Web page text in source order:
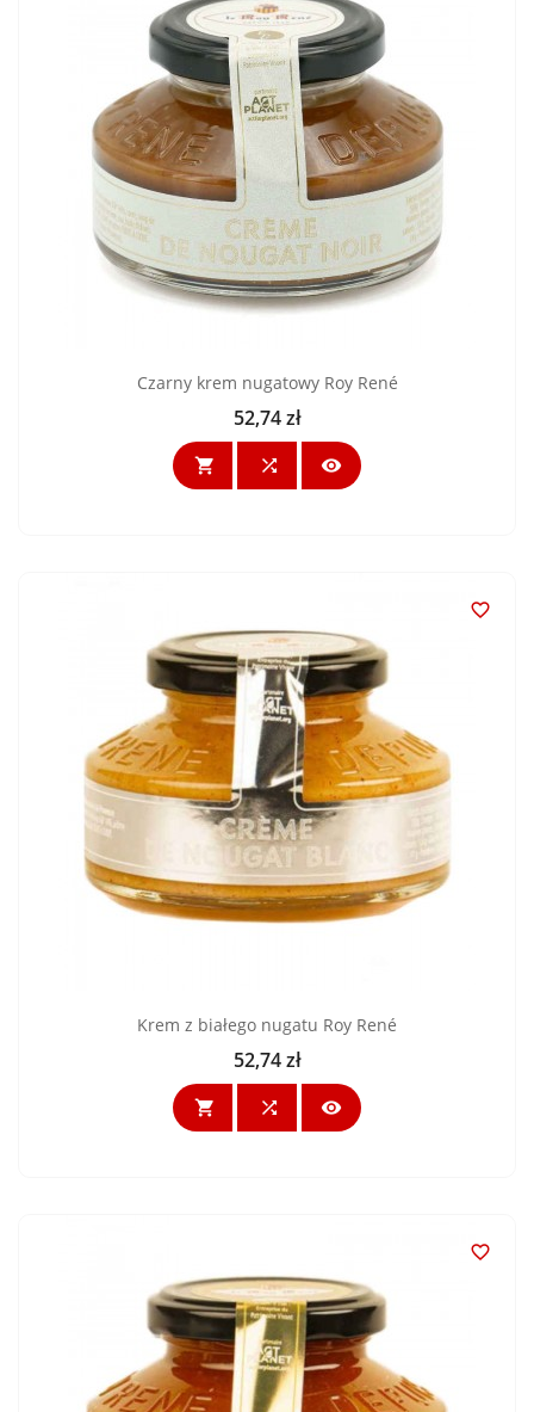
Czarny krem nugatowy Roy René
Cena
52,74 zł
  

Krem z białego nugatu Roy René
Cena
52,74 zł
  
